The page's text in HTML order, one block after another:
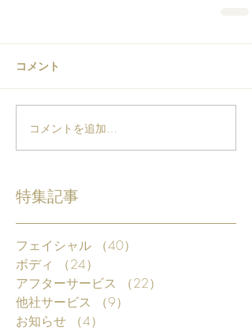
コメント
コメントを追加…
特集記事
フェイシャル （40）
ボディ
（24）
アフターサービス
（22）
他社サービス
（9）
お知らせ
（4）